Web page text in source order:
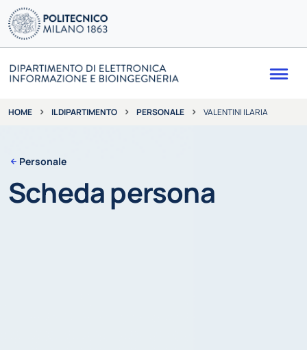
HOME IL DIPARTIMENTO PERSONALE VALENTINI ILARIA
Personale
Scheda persona